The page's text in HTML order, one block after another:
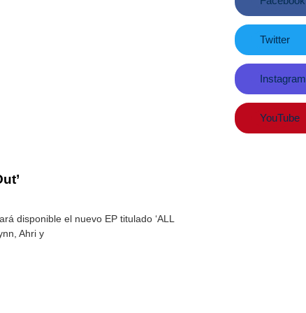
disponible el nuevo EP titulado ‘ALL
Ahri y
Twitter
Instagram
YouTube